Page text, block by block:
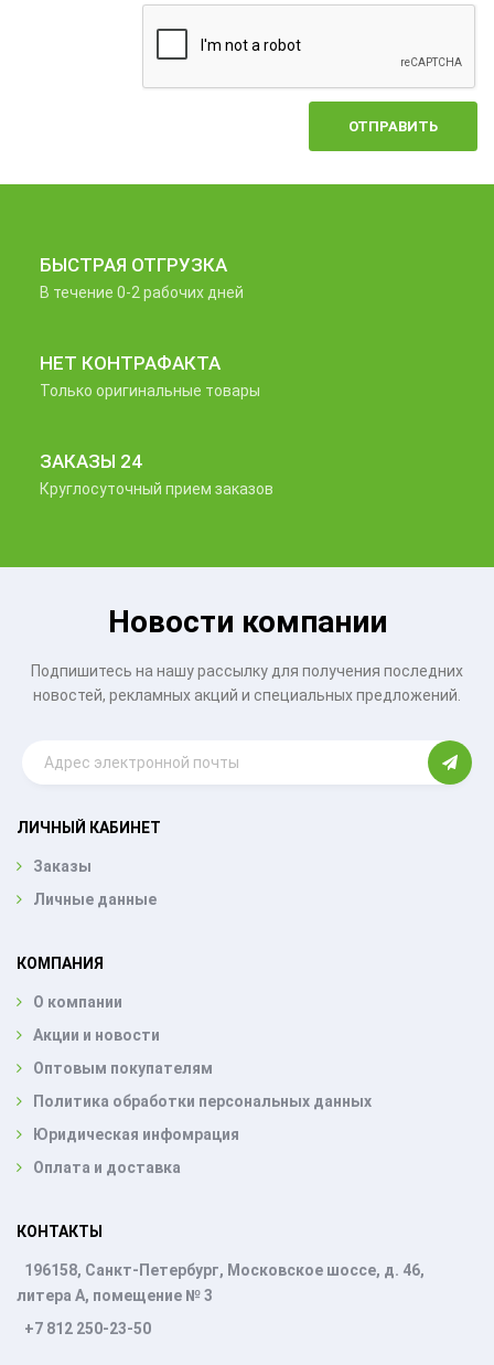
ОТПРАВИТЬ
БЫСТРАЯ ОТГРУЗКА
В течение 0-2 рабочих дней
НЕТ КОНТРАФАКТА
Только оригинальные товары
ЗАКАЗЫ 24
Круглосуточный прием заказов
Новости компании
Подпишитесь на нашу рассылку для получения последних
новостей, рекламных акций и специальных предложений.
ЛИЧНЫЙ КАБИНЕТ
Заказы
Личные данные
КОМПАНИЯ
О компании
Акции и новости
Оптовым покупателям
Политика обработки персональных данных
Юридическая инфомрация
Оплата и доставка
КОНТАКТЫ
196158, Санкт-Петербург, Московское шоссе, д. 46,
литера А, помещение № 3
+7 812 250-23-50